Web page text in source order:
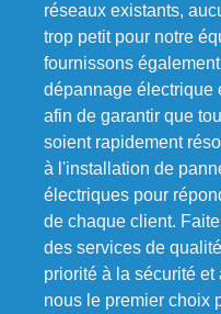
réseaux existants,
trop petit pour notre
fournissons
dépannage électrique
afin de garantir que
soient rapidement
à l'installation de
électriques pour
de chaque client.
des services de
priorité à la sécurité
nous le premier choix